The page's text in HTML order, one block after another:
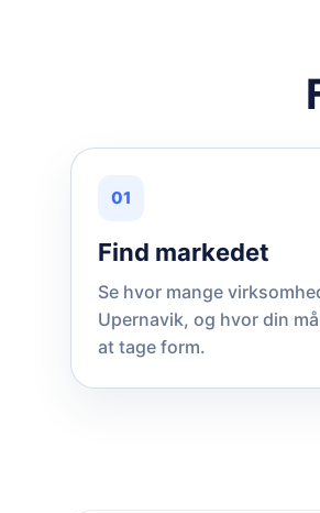
01
Find markedet
Se hvor mange
Upernavik, og hvor din
at tage form.